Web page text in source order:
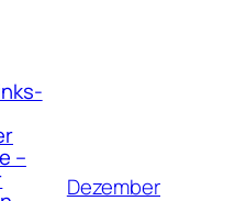
–
Dezember